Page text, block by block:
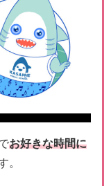
お好きな時間に
。